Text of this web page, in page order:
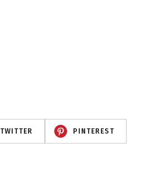
TWITTER PINTEREST